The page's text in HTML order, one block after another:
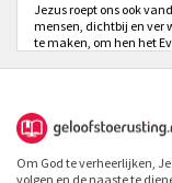
Jezus roept ons ook
mensen, dichtbij en ver
te maken, om hen het
Om God te verheerlijken,
volgen en de naaste te